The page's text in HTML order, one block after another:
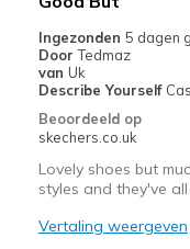
migratiegeschiedenis
van
de
page_id
bezoeken.
Ingezonden 5 dagen
Door Tedmaz
van Uk
Describe Yourself
Beoordeeld op
skechers.co.uk
Lovely shoes but
styles and they've
Vertaling weergeven